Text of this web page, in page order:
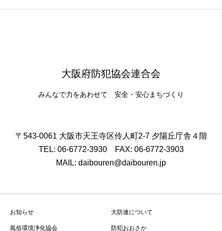
大阪府防犯協会連合会
みんなで力をあわせて 安全・安心まちづくり
〒543-0061 大阪市天王寺区伶人町2-7 夕陽丘庁舎４階
TEL: 06-6772-3930 FAX: 06-6772-3903
MAIL: daibouren@daibouren.jp
お知らせ 大防連について
風俗環境浄化協会 防犯おおさか